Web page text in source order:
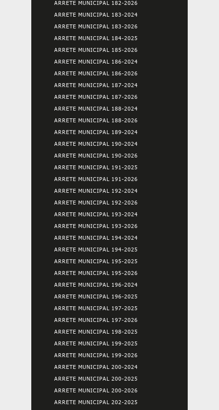
ARRETE MUNICIPAL 182-2026
ARRETE MUNICIPAL 183-2024
ARRETE MUNICIPAL 183-2026
ARRETE MUNICIPAL 184-2025
ARRETE MUNICIPAL 185-2026
ARRETE MUNICIPAL 186-2024
ARRETE MUNICIPAL 186-2026
ARRETE MUNICIPAL 187-2024
ARRETE MUNICIPAL 187-2026
ARRETE MUNICIPAL 188-2024
ARRETE MUNICIPAL 188-2026
ARRETE MUNICIPAL 189-2024
ARRETE MUNICIPAL 190-2024
ARRETE MUNICIPAL 190-2026
ARRETE MUNICIPAL 191-2025
ARRETE MUNICIPAL 191-2026
ARRETE MUNICIPAL 192-2024
ARRETE MUNICIPAL 192-2026
ARRETE MUNICIPAL 193-2024
ARRETE MUNICIPAL 193-2026
ARRETE MUNICIPAL 194-2024
ARRETE MUNICIPAL 194-2025
ARRETE MUNICIPAL 195-2025
ARRETE MUNICIPAL 195-2026
ARRETE MUNICIPAL 196-2024
ARRETE MUNICIPAL 196-2025
ARRETE MUNICIPAL 197-2025
ARRETE MUNICIPAL 197-2026
ARRETE MUNICIPAL 198-2025
ARRETE MUNICIPAL 199-2025
ARRETE MUNICIPAL 199-2026
ARRETE MUNICIPAL 200-2024
ARRETE MUNICIPAL 200-2025
ARRETE MUNICIPAL 200-2026
ARRETE MUNICIPAL 202-2025